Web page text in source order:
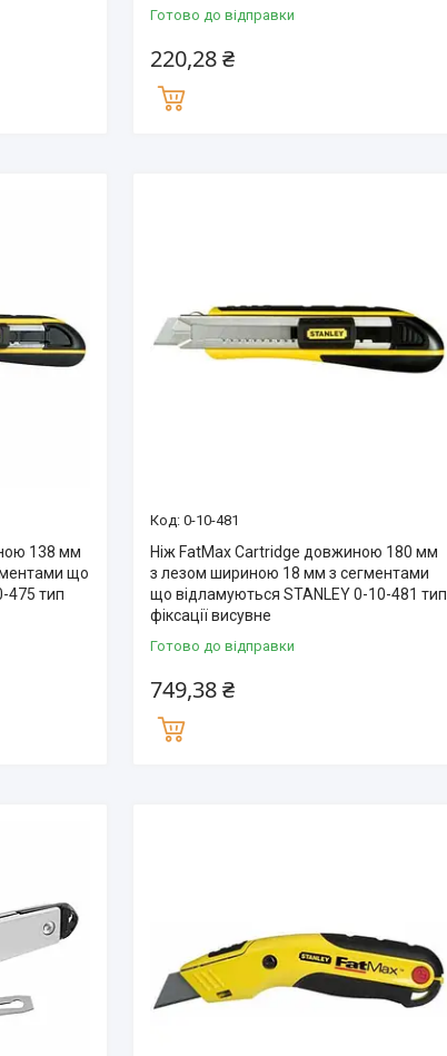
Готово до відправки
220,28 ₴
138 мм
що
475 тип
0-10-481
Ніж FatMax Cartridge довжиною 180 мм
з лезом шириною 18 мм з сегментами
що відламуються STANLEY 0-10-481 тип
фіксації висувне
Готово до відправки
749,38 ₴